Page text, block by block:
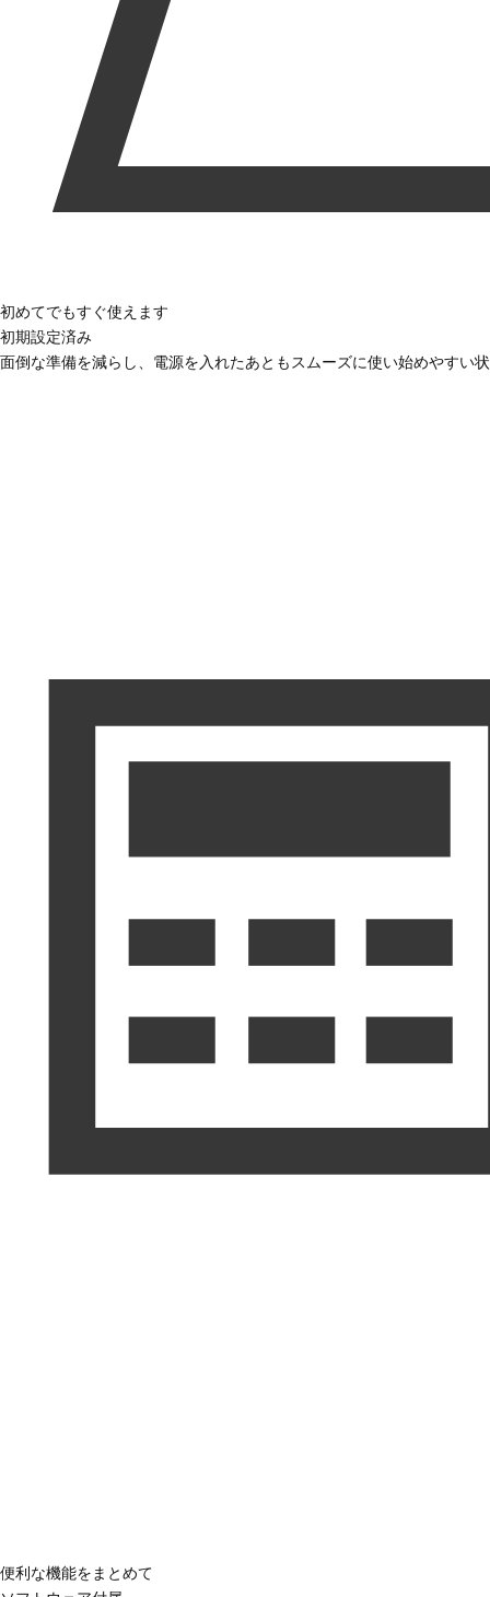
初めてでもすぐ使えます
初期設定済み
面倒な準備を減らし、電源を入れたあともスムーズに使い始めやすい
便利な機能をまとめて